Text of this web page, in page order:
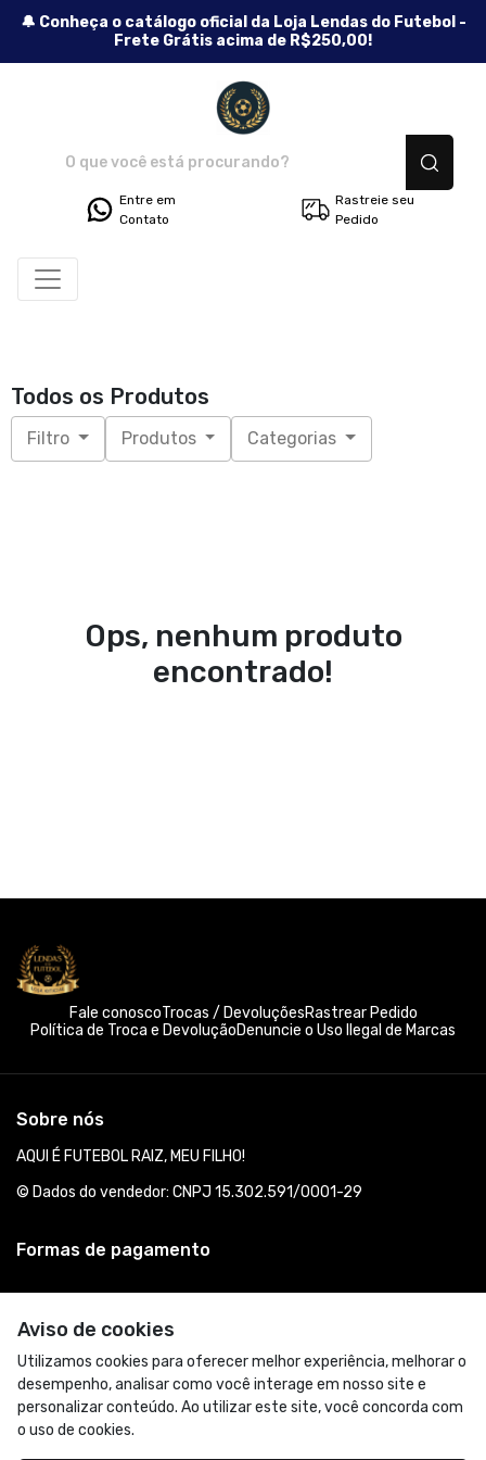
🔔 Conheça o catálogo oficial da Loja Lendas do Futebol -
Frete Grátis acima de R$250,00!
Entre em
Contato
Rastreie seu
Pedido
Todos os Produtos
Filtro Produtos Categorias
Ops, nenhum produto
encontrado!
Aviso de cookies
Utilizamos cookies para oferecer melhor experiência, melhorar o
desempenho, analisar como você interage em nosso site e
personalizar conteúdo. Ao utilizar este site, você concorda com
o uso de cookies.
Fale conoscoTrocas / DevoluçõesRastrear Pedido
Política de Troca e DevoluçãoDenuncie o Uso Ilegal de Marcas
Sobre nós
AQUI É FUTEBOL RAIZ, MEU FILHO!
© Dados do vendedor: CNPJ 15.302.591/0001-29
Formas de pagamento